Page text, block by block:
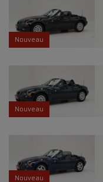
Nouveau
Nouveau
Nouveau